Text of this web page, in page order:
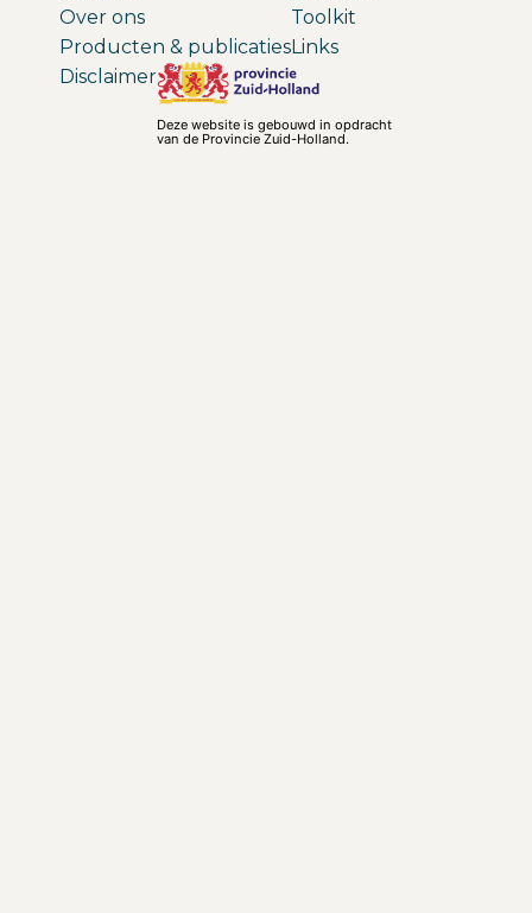
Over ons
Producten & publicaties
Toolkit
Links
Disclaimer
Deze website is gebouwd in opdracht
van de Provincie Zuid-Holland.